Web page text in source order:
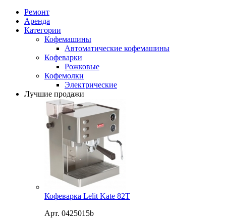
Ремонт
Аренда
Категории
Кофемашины
Автоматические кофемашины
Кофеварки
Рожковые
Кофемолки
Электрические
Лучшие продажи
Кофеварка Lelit Kate 82T
Арт. 0425015b